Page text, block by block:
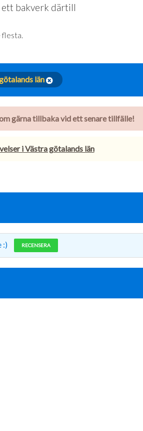
ett bakverk därtill
län
gärna tillbaka vid ett senare tillfälle!
i Västra götalands län
:) RECENSERA